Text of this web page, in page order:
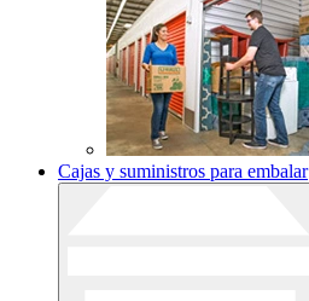
Cajas y suministros para embalar